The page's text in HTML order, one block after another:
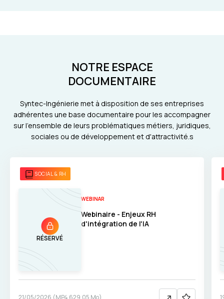
NOTRE ESPACE
DOCUMENTAIRE
Syntec-Ingénierie met à disposition de ses entreprises
adhérentes une base documentaire pour les accompagner
sur l'ensemble de leurs problématiques métiers, juridiques,
sociales ou de développement et d'attractivité.s
RÉSERVÉ
SOCIAL & RH
WEBINAR
Webinaire - Enjeux RH
d'intégration de l'IA
21/05/2026 (MP4 629.05 Mo)